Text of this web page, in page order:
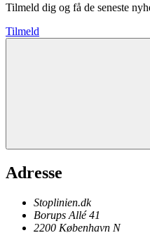
Tilmeld dig og få de seneste
Tilmeld
Adresse
Stoplinien.dk
Borups Allé 41
2200 København N